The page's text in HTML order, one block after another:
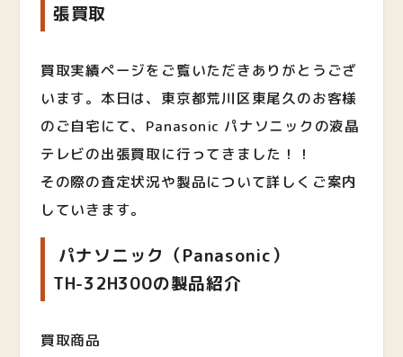
張買取
買取実績ページをご覧いただきありがとうござ
います。本日は、東京都荒川区東尾久のお客様
のご自宅にて、Panasonic パナソニックの液晶
テレビの出張買取に行ってきました！！
その際の査定状況や製品について詳しくご案内
していきます。
パナソニック（Panasonic）
TH-32H300の製品紹介
買取商品